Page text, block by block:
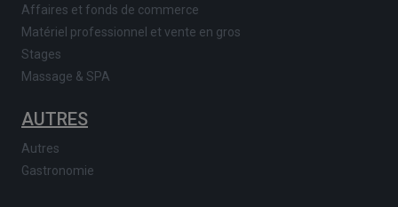
Affaires et fonds de commerce
Matériel professionnel et vente en gros
Stages
Massage & SPA
AUTRES
Autres
Gastronomie